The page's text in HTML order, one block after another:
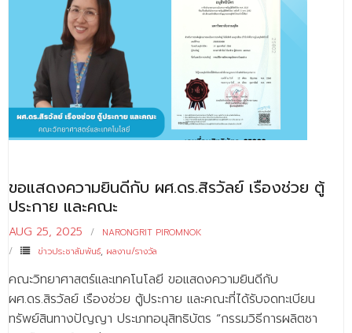
- - สำนักงานคณะวิทยาศาสตร์และเทคโนโลยี
- - บุคลากรวิชาการ
- - บุคลากรสนับสนุน
หลักสูตร
- - วิทยาการคอมพิวเตอร์
- - วิทยาศาสตร์เครื่องสำอาง
- - อาชีวอนามัยและความปลอดภัย
- - อนามัยสิ่งแวดล้อมและสาธารณภัย
- - วิทยาศาสตร์การแพทย์
ขอแสดงความยินดีกับ ผศ.ดร.สิรวัลย์ เรืองช่วย ตู้
ประกาย และคณะ
AUG 25, 2025
NARONGRIT PIROMNOK
ข่าวประชาสัมพันธ์, ผลงาน/รางวัล
คณะวิทยาศาสตร์และเทคโนโลยี ขอแสดงความยินดีกับ
ผศ.ดร.สิรวัลย์ เรืองช่วย ตู้ประกาย และคณะที่ได้รับจดทะเบียน
ทรัพย์สินทางปัญญา ประเภทอนุสิทธิบัตร “กรรมวิธีการผลิตชา